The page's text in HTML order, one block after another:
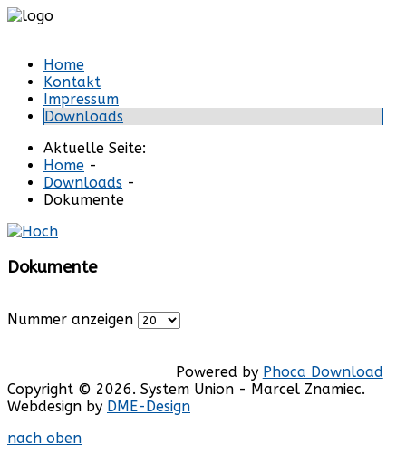
Home
Kontakt
Impressum
Downloads
Aktuelle Seite:
Home -
Downloads -
Dokumente
Dokumente
Nummer anzeigen
Powered by Phoca Download
Copyright © 2026. System Union - Marcel Znamiec.
Webdesign by DME-Design
nach oben